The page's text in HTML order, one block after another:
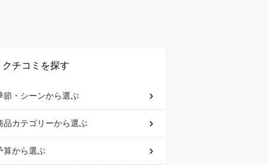
クチコミを探す
節・シーンから選ぶ
品カテゴリーから選ぶ
算から選ぶ